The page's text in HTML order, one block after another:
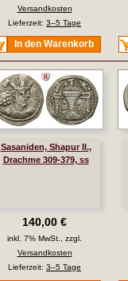
Versandkosten
Lieferzeit: 3–5 Tage
In den Warenkorb
Sasaniden, Shapur II.,
Drachme 309-379, ss
140,00 €
inkl. 7% MwSt., zzgl.
Versandkosten
Lieferzeit: 3–5 Tage